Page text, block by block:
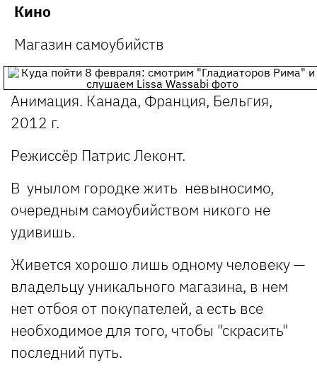
Кино
Магазин самоубийств
Анимация. Канада, Франция, Бельгия,
2012 г.
Режиссёр Патрис Леконт.
В унылом городке жить невыносимо,
очередным самоубийством никого не
удивишь.
Живется хорошо лишь одному человеку —
владельцу уникального магазина, в нем
нет отбоя от покупателей, а есть все
необходимое для того, чтобы "скрасить"
последний путь.